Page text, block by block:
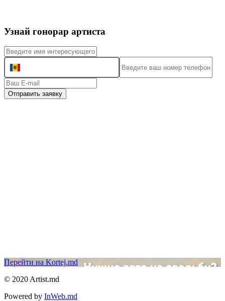
Узнай гонорар артиста
Отправить заявку
Перейти на Kortej.md
© 2020 Artist.md
Powered by InWeb.md